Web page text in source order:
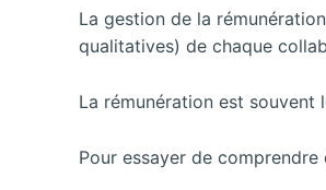
La gestion de la
qualitatives) de chaque
La rémunération est souvent
Pour essayer de